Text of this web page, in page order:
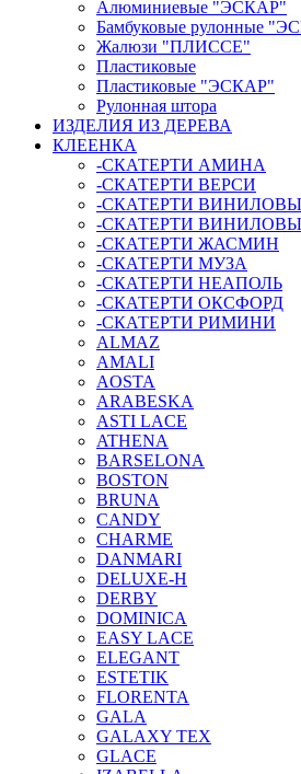
Алюминиевые "ЭСКАР"
Бамбуковые рулонные
Жалюзи "ПЛИССЕ"
Пластиковые
Пластиковые "ЭСКАР"
Рулонная штора
ИЗДЕЛИЯ ИЗ ДЕРЕВА
КЛЕЕНКА
-СКАТЕРТИ АМИНА
-СКАТЕРТИ ВЕРСИ
-СКАТЕРТИ
-СКАТЕРТИ
-СКАТЕРТИ ЖАСМИН
-СКАТЕРТИ МУЗА
-СКАТЕРТИ НЕАПОЛЬ
-СКАТЕРТИ ОКСФОРД
-СКАТЕРТИ РИМИНИ
ALMAZ
AMALI
AOSTA
ARABESKA
ASTI LACE
ATHENA
BARSELONA
BOSTON
BRUNA
CANDY
CHARME
DANMARI
DELUXE-H
DERBY
DOMINICA
EASY LACE
ELEGANT
ESTETIK
FLORENTA
GALA
GALAXY TEX
GLACE